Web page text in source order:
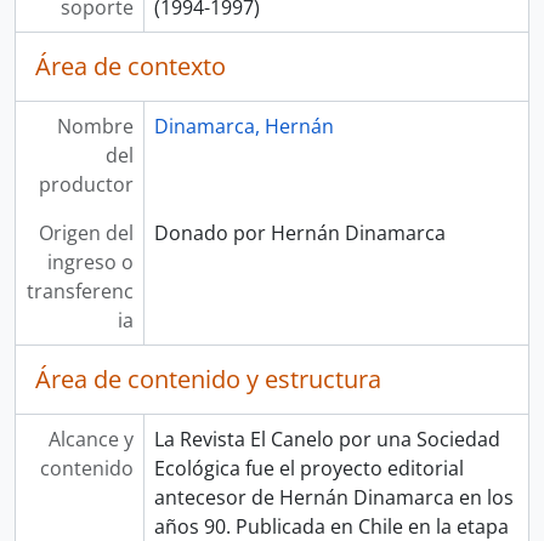
soporte
(1994-1997)
Área de contexto
Nombre
del
productor
Dinamarca, Hernán
Origen del
ingreso o
transferenc
ia
Donado por Hernán Dinamarca
Área de contenido y estructura
Alcance y
contenido
La Revista El Canelo por una Sociedad
Ecológica fue el proyecto editorial
antecesor de Hernán Dinamarca en los
años 90. Publicada en Chile en la etapa